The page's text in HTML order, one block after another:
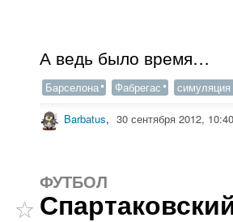
А ведь было время…
Барселона Фабрегас симуляция
Barbatus, 30 сентября 2012, 10:40
ФУТБОЛ